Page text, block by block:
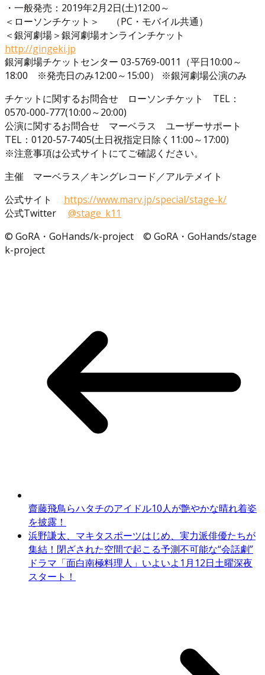
・一般発売：2019年2月2日(土)12:00～
＜ローソンチケット＞ （PC・モバイル共通）
＜銀河劇場＞銀河劇場オンラインチケット
http://gingeki.jp
銀河劇場チケットセンター 03-5769-0011（平日10:00～
18:00 ※発売日のみ12:00～15:00） ※銀河劇場公演のみ
チケットに関するお問合せ ローソンチケット TEL：
0570-000-777(10:00～20:00)
公演に関するお問合せ マーベラス ユーザーサポート
TEL：0120-57-7405(土日祝指定日除く11:00～17:00)
※注意事項は公式サイトにてご確認ください。
主催 マーベラス／キングレコード／アルテメイト
公式サイト https://www.marv.jp/special/stage-k/
公式Twitter @stage_k11
© GoRA・GoHands/k-project © GoRA・GoHands/stage
k-project
齋藤飛鳥らハタチのアイドル10人が艶やかな晴れ着姿
を披露！
浜野謙太、マキタスポーツはじめ、実力派俳優たちが
集結！閉ざされた空間で起こる予測不可能な“会話劇”
ドラマ「面白南極料理人」いよいよ1月12日土曜深夜
スタート！